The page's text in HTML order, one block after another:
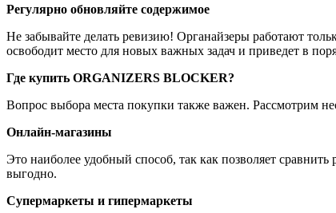
Регулярно обновляйте содержимое
Не забывайте делать ревизию! Органайзеры работают
освободит место для новых важных задач и приведет в
Где купить ORGANIZERS BLOCKER?
Вопрос выбора места покупки также важен. Рассмотрим
Онлайн-магазины
Это наиболее удобный способ, так как позволяет
выгодно.
Супермаркеты и гипермаркеты